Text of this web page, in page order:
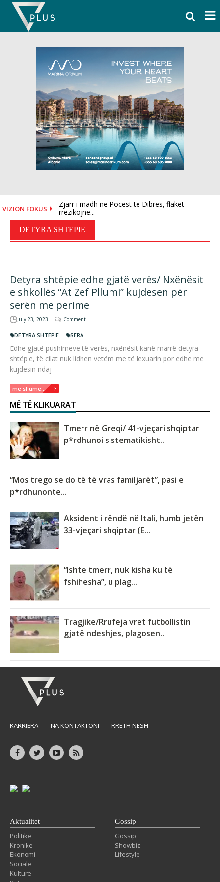
Skip
content
VIZION FOKUS
Zjarr i madh në Pocest të Dibrës, flakët
rrezikojnë...
DETYRA SHTEPIE
Detyra shtëpie edhe gjatë verës/ Nxënësit
e shkollës “At Zef Pllumi” kujdesen për
serën me perime
July 23, 2023 Comment
DETYRA SHTEPIE SERA
Edhe gjatë pushimeve të verës, nxënësit kanë marrë detyra
shtëpie, të cilat nuk lidhen vetëm me të lexuarin por edhe me
kujdesin ndaj
më shumë...
MË TË KLIKUARAT
Tmerr në Greqi/ 41-vjeçari shqiptar
p*rdhunoi sistematikisht...
“Mos trego se do të të vras familjarët”, pasi e
p*rdhunonte...
Aksident i rëndë në Itali, humb jetën
33-vjeçari shqiptar (E...
“Ishte tmerr, nuk kisha ku të
fshihesha”, u plag...
Tragjike/Rrufeja vret futbollistin
gjatë ndeshjes, plagosen...
KARRIERA NA KONTAKTONI RRETH NESH
Aktualitet
Politike
Kronike
Ekonomi
Sociale
Kulture
Gossip
Gossip
Showbiz
Lifestyle